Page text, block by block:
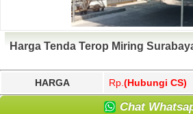
Harga Tenda Terop Miring
HARGA Rp. (Hubungi CS)
Chat